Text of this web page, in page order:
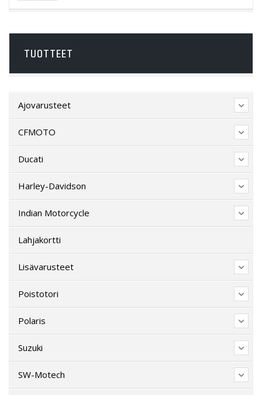
TUOTTEET
Ajovarusteet
CFMOTO
Ducati
Harley-Davidson
Indian Motorcycle
Lahjakortti
Lisävarusteet
Poistotori
Polaris
Suzuki
SW-Motech